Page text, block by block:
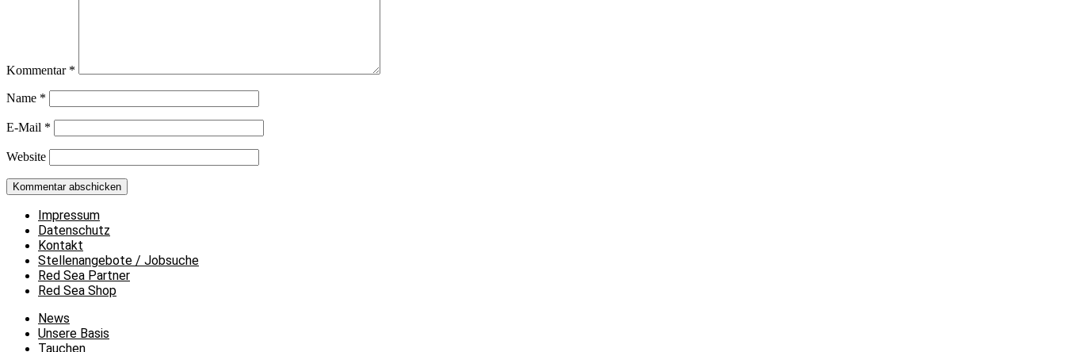
Kommentar *
Name *
E-Mail *
Website
Impressum
Datenschutz
Kontakt
Stellenangebote / Jobsuche
Red Sea Partner
Red Sea Shop
News
Unsere Basis
Tauchen